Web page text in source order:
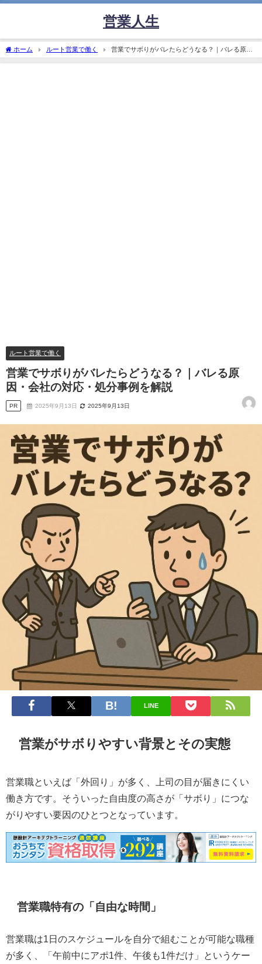
営業人生
ホーム ルート営業で働く
営業でサボりがバレたらどうなる？｜バレる原
因・会社の対応・処分事例を解説
ルート営業で働く
営業でサボりがバレたらどうなる？｜バレる原
因・会社の対応・処分事例を解説
PR 2025年9月13日 2025年9月13日
LINE
営業がサボりやすい背景とその実態
営業職といえば「外回り」が多く、上司の目が届きにくい
働き方です。そういった自由度の高さが「サボり」につな
がりやすい要因のひとつとなっています。
営業職特有の「自由な時間」
営業職は1日のスケジュールを自分で組むことが可能な職種
が多く、「午前中にアポ1件、午後も1件だけ」というケー